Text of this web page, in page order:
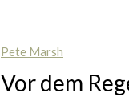
Pete Marsh
Vor dem